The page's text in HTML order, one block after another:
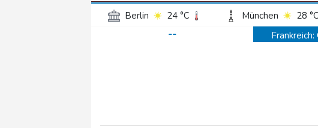
Berlin 24 °C München 28
Frankfurt am Main
--
Maextro